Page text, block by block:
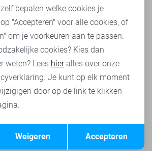
Opslaan
bepalen welke cookies je
"Accepteren" voor alle cookies, of
om je voorkeuren aan te passen.
cookies? Kies dan
weten? Lees hieralles over onze
Je kunt op elk moment
door op de link te klikken
Accepteren
Weigeren